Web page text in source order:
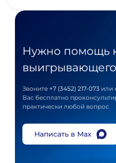
Нужно помощь
Звоните +7 (3452) 217-073 или
Вас бесплатно
практически любой вопрос
Написать в Max